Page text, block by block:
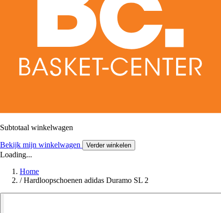
Subtotaal winkelwagen
Bekijk mijn winkelwagen Verder winkelen
Loading...
Home
/ Hardloopschoenen adidas Duramo SL 2